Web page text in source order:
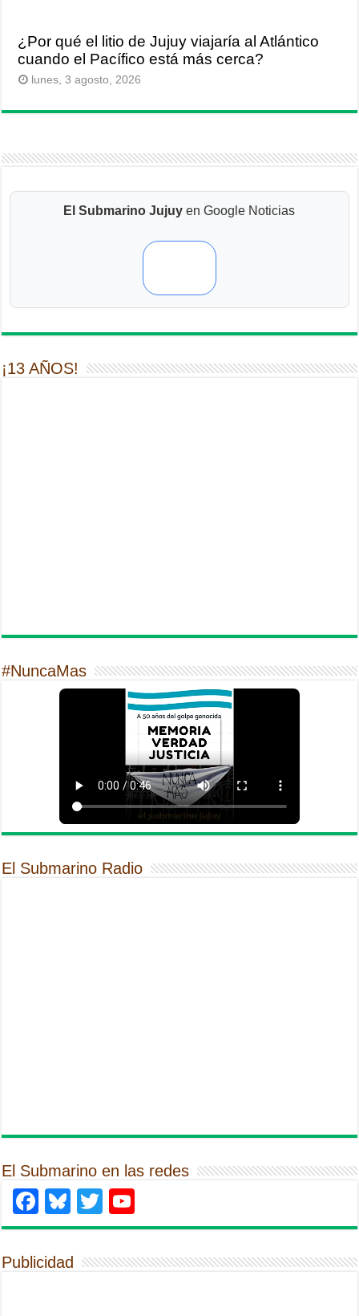
¿Por qué el litio de Jujuy viajaría al Atlántico
cuando el Pacífico está más cerca?
lunes, 3 agosto, 2026
El Submarino Jujuy en Google Noticias
¡13 AÑOS!
#NuncaMas
El Submarino Radio
El Submarino en las redes
Facebook
Bluesky
Twitter
Publicidad